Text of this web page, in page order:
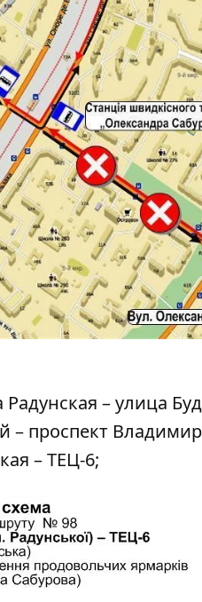
Радунская – улица
проспект
– ТЕЦ-6;